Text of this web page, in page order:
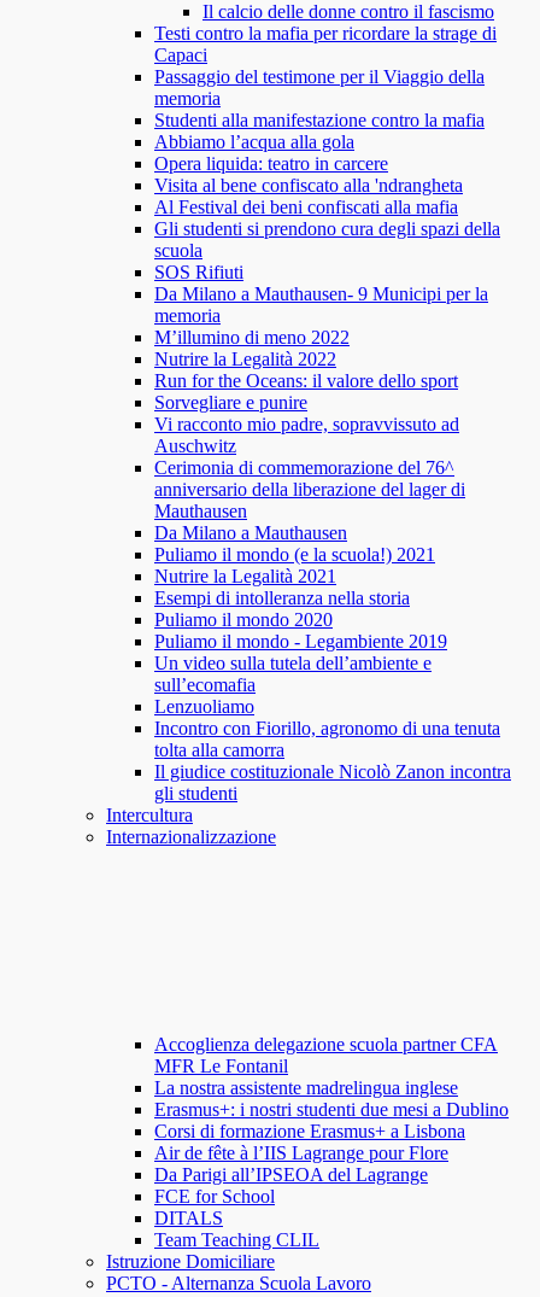
Il calcio delle donne contro il fascismo
Testi contro la mafia per ricordare la strage di
Capaci
Passaggio del testimone per il Viaggio della
memoria
Studenti alla manifestazione contro la mafia
Abbiamo l’acqua alla gola
Opera liquida: teatro in carcere
Visita al bene confiscato alla 'ndrangheta
Al Festival dei beni confiscati alla mafia
Gli studenti si prendono cura degli spazi della
scuola
SOS Rifiuti
Da Milano a Mauthausen- 9 Municipi per la
memoria
M’illumino di meno 2022
Nutrire la Legalità 2022
Run for the Oceans: il valore dello sport
Sorvegliare e punire
Vi racconto mio padre, sopravvissuto ad
Auschwitz
Cerimonia di commemorazione del 76^
anniversario della liberazione del lager di
Mauthausen
Da Milano a Mauthausen
Puliamo il mondo (e la scuola!) 2021
Nutrire la Legalità 2021
Esempi di intolleranza nella storia
Puliamo il mondo 2020
Puliamo il mondo - Legambiente 2019
Un video sulla tutela dell’ambiente e
sull’ecomafia
Lenzuoliamo
Incontro con Fiorillo, agronomo di una tenuta
tolta alla camorra
Il giudice costituzionale Nicolò Zanon incontra
gli studenti
Intercultura
Internazionalizzazione
Accoglienza delegazione scuola partner CFA
MFR Le Fontanil
La nostra assistente madrelingua inglese
Erasmus+: i nostri studenti due mesi a Dublino
Corsi di formazione Erasmus+ a Lisbona
Air de fête à l’IIS Lagrange pour Flore
Da Parigi all’IPSEOA del Lagrange
FCE for School
DITALS
Team Teaching CLIL
Istruzione Domiciliare
PCTO - Alternanza Scuola Lavoro